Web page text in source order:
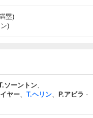
塁)
)
ソーントン、
ヤー、 T.ヘリン、 P.アビラ -